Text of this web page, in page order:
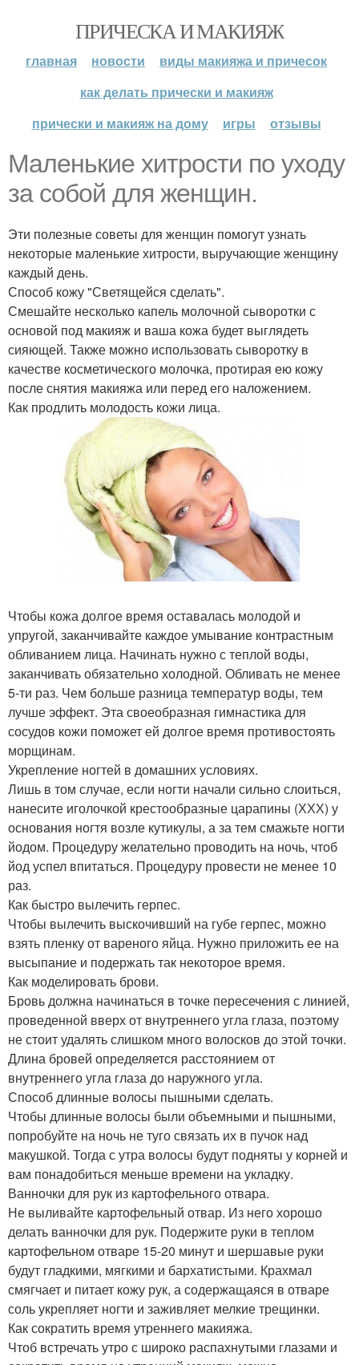
ПРИЧЕСКА И МАКИЯЖ
главная новости
виды макияжа и причесок
как делать прически и макияж
прически и макияж на дому
игры отзывы
Маленькие хитрости по уходу
за собой для женщин.
Эти полезные советы для женщин помогут узнать
некоторые маленькие хитрости, выручающие женщину
каждый день.
Способ кожу "Светящейся сделать".
Смешайте несколько капель молочной сыворотки с
основой под макияж и ваша кожа будет выглядеть
сияющей. Также можно использовать сыворотку в
качестве косметического молочка, протирая ею кожу
после снятия макияжа или перед его наложением.
Как продлить молодость кожи лица.
Чтобы кожа долгое время оставалась молодой и
упругой, заканчивайте каждое умывание контрастным
обливанием лица. Начинать нужно с теплой воды,
заканчивать обязательно холодной. Обливать не менее
5-ти раз. Чем больше разница температур воды, тем
лучше эффект. Эта своеобразная гимнастика для
сосудов кожи поможет ей долгое время противостоять
морщинам.
Укрепление ногтей в домашних условиях.
Лишь в том случае, если ногти начали сильно слоиться,
нанесите иголочкой крестообразные царапины (ХХХ) у
основания ногтя возле кутикулы, а за тем смажьте ногти
йодом. Процедуру желательно проводить на ночь, чтоб
йод успел впитаться. Процедуру провести не менее 10
раз.
Как быстро вылечить герпес.
Чтобы вылечить выскочивший на губе герпес, можно
взять пленку от вареного яйца. Нужно приложить ее на
высыпание и подержать так некоторое время.
Как моделировать брови.
Бровь должна начинаться в точке пересечения с линией,
проведенной вверх от внутреннего угла глаза, поэтому
не стоит удалять слишком много волосков до этой точки.
Длина бровей определяется расстоянием от
внутреннего угла глаза до наружного угла.
Способ длинные волосы пышными сделать.
Чтобы длинные волосы были объемными и пышными,
попробуйте на ночь не туго связать их в пучок над
макушкой. Тогда с утра волосы будут подняты у корней и
вам понадобиться меньше времени на укладку.
Ванночки для рук из картофельного отвара.
Не выливайте картофельный отвар. Из него хорошо
делать ванночки для рук. Подержите руки в теплом
картофельном отваре 15-20 минут и шершавые руки
будут гладкими, мягкими и бархатистыми. Крахмал
смягчает и питает кожу рук, а содержащаяся в отваре
соль укрепляет ногти и заживляет мелкие трещинки.
Как сократить время утреннего макияжа.
Чтоб встречать утро с широко распахнутыми глазами и